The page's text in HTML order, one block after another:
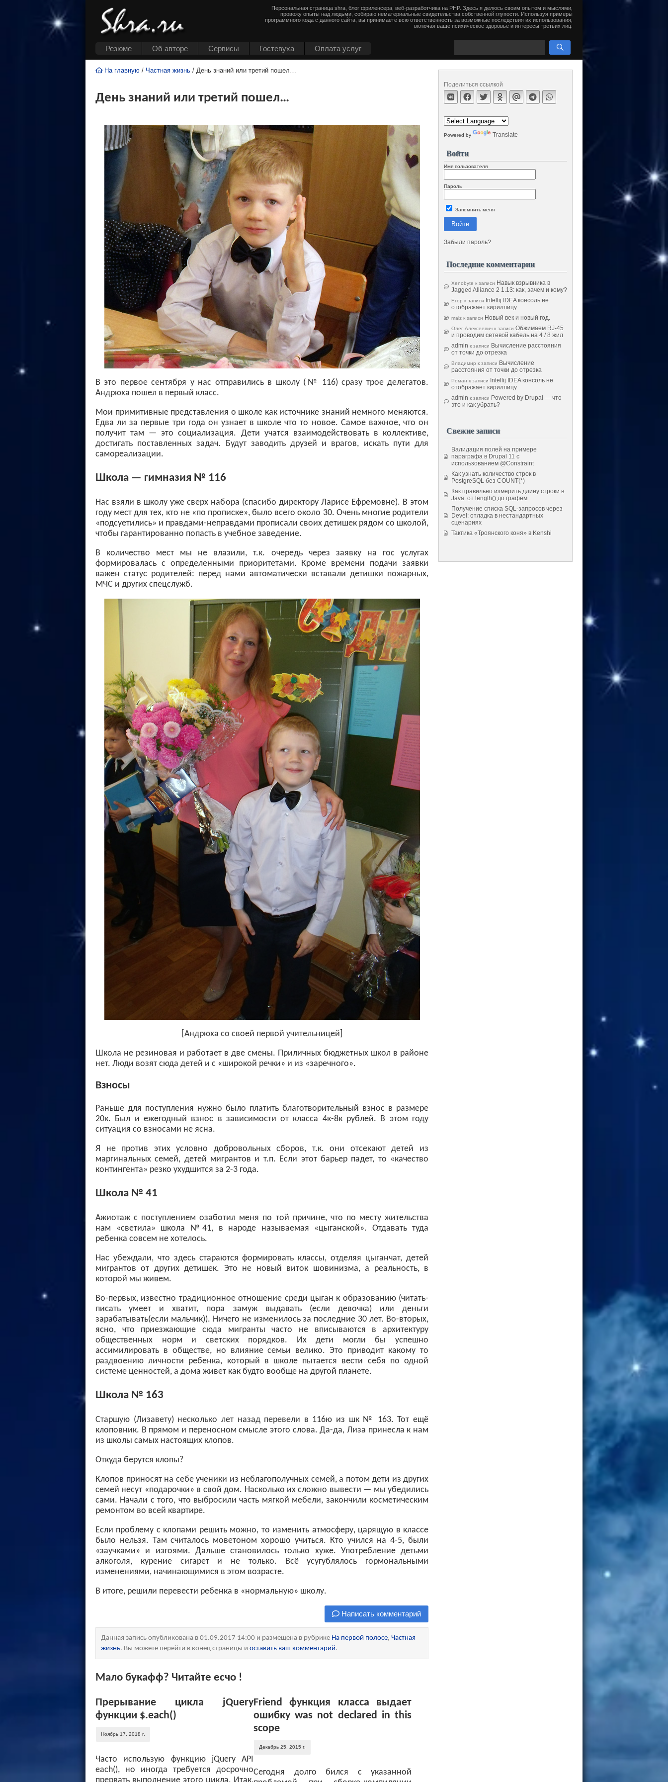
Резюме Об авторе Cервисы Гостевуха Оплата услуг
Персональная страница shra, блог фриленсера, веб-разработчика на PHP. Здесь я делюсь своим опытом и мыслями,
провожу опыты над людьми, собираю нематериальные свидетельства собственной глупости. Используя примеры
программного кода с данного сайта, вы принимаете всю ответственность за возможные последствия их использования,
включая ваше психическое здоровье и интересы третьих лиц.
На главную / Частная жизнь / День знаний или третий пошел…
День знаний или третий пошел…
В это первое сентября у нас отправились в школу (№ 116) сразу трое делегатов.
Андрюха пошел в первый класс.
Мои примитивные представления о школе как источнике знаний немного меняются.
Едва ли за первые три года он узнает в школе что то новое. Самое важное, что он
получит там — это социализация. Дети учатся взаимодействовать в коллективе,
достигать поставленных задач. Будут заводить друзей и врагов, искать пути для
самореализации.
Школа — гимназия № 116
Нас взяли в школу уже сверх набора (спасибо директору Ларисе Ефремовне). В этом
году мест для тех, кто не «по прописке», было всего около 30. Очень многие родители
«подсуетились» и правдами-неправдами прописали своих детишек рядом со школой,
чтобы гарантированно попасть в учебное заведение.
В количество мест мы не влазили, т.к. очередь через заявку на гос услугах
формировалась с определенными приоритетами. Кроме времени подачи заявки
важен статус родителей: перед нами автоматически вставали детишки пожарных,
МЧС и других спецслужб.
[Андрюха со своей первой учительницей]
Школа не резиновая и работает в две смены. Приличных бюджетных школ в районе
нет. Люди возят сюда детей и с «широкой речки» и из «заречного».
Взносы
Раньше для поступления нужно было платить благотворительный взнос в размере
20к. Был и ежегодный взнос в зависимости от класса 4к-8к рублей. В этом году
ситуация со взносами не ясна.
Я не против этих условно добровольных сборов, т.к. они отсекают детей из
маргинальных семей, детей мигрантов и т.п. Если этот барьер падет, то «качество
контингента» резко ухудшится за 2-3 года.
Школа № 41
Ажиотаж с поступлением озаботил меня по той причине, что по месту жительства
нам «светила» школа №41, в народе называемая «цыганской». Отдавать туда
ребенка совсем не хотелось.
Нас убеждали, что здесь стараются формировать классы, отделяя цыганчат, детей
мигрантов от других детишек. Это не новый виток шовинизма, а реальность, в
которой мы живем.
Во-первых, известно традиционное отношение среди цыган к образованию (читать-
писать умеет и хватит, пора замуж выдавать (если девочка) или деньги
зарабатывать(если мальчик)). Ничего не изменилось за последние 30 лет. Во-вторых,
ясно, что приезжающие сюда мигранты часто не вписываются в архитектуру
общественных норм и светских порядков. Их дети могли бы успешно
ассимилировать в обществе, но влияние семьи велико. Это приводит какому то
раздвоению личности ребенка, который в школе пытается вести себя по одной
системе ценностей, а дома живет как будто вообще на другой планете.
Школа № 163
Старшую (Лизавету) несколько лет назад перевели в 116ю из шк № 163. Тот ещё
клоповник. В прямом и переносном смысле этого слова. Да-да, Лиза принесла к нам
из школы самых настоящих клопов.
Откуда берутся клопы?
Клопов приносят на себе ученики из неблагополучных семей, а потом дети из других
семей несут «подарочки» в свой дом. Насколько их сложно вывести — мы убедились
сами. Начали с того, что выбросили часть мягкой мебели, закончили косметическим
ремонтом во всей квартире.
Если проблему с клопами решить можно, то изменить атмосферу, царящую в классе
было нельзя. Там считалось моветоном хорошо учиться. Кто учился на 4-5, были
«заучками» и изгоями. Дальше становилось только хуже. Употребление детьми
алкоголя, курение сигарет и не только. Всё усугублялось гормональными
изменениями, начинающимися в этом возрасте.
В итоге, решили перевести ребенка в «нормальную» школу.
Написать комментарий
Данная запись опубликована в 01.09.2017 14:00 и размещена в рубрике На первой полосе, Частная
жизнь. Вы можете перейти в конец страницы и оставить ваш комментарий.
Мало букафф? Читайте есчо !
Прерывание цикла jQuery
функции $.each()
Ноябрь 17, 2018 г.
Часто использую функцию jQuery API
each(), но иногда требуется досрочно
Friend функция класса выдает
ошибку was not declared in this
scope
Декабрь 25, 2015 г.
Сегодня долго бился с указанной
Поделиться ссылкой
Powered by Translate
Войти
Имя пользователя
Пароль
Запомнить меня
Войти
Забыли пароль?
Последние комментарии
Xenobyte к записи Навык взрывника в
Jagged Alliance 2 1.13: как, зачем и кому?
Егор к записи
Intellij IDEA консоль не
отображает кириллицу
malz к записи Новый век и новый год.
Олег Алексеевич к записи Обжимаем RJ-45
и проводим сетевой кабель на 4 / 8 жил
admin к записи Вычисление расстояния
от точки до отрезка
Владимир к записи Вычисление
расстояния от точки до отрезка
Роман к записи
Intellij IDEA консоль не
отображает кириллицу
admin к записи Powered by Drupal — что
это и как убрать?
Свежие записи
Валидация полей на примере
параграфа в Drupal 11 с
использованием @Constraint
Как узнать количество строк в
PostgreSQL без COUNT(*)
Как правильно измерить длину строки в
Java: от length() до графем
Получение списка SQL-запросов через
Devel: отладка в нестандартных
сценариях
Тактика «Троянского коня» в Kenshi